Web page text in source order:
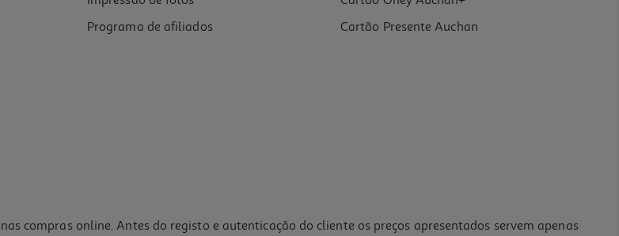
Programa de afiliados
Cartão Presente Auchan
compras online. Antes do registo e autenticação do cliente os preços apresentados servem apenas